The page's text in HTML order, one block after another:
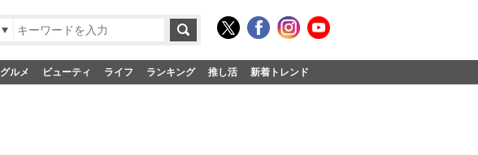
グルメ ビューティ ライフ ランキング 推し活 新着トレンド